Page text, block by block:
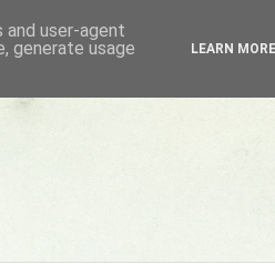
user-agent
generate usage
LEARN MORE